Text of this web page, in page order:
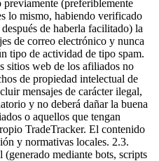
previamente (preferiblemente
lo mismo, habiendo verificado
de haberla facilitado) la
de correo electrónico y nunca
tipo de actividad de tipo spam.
sitios web de los afiliados no
de propiedad intelectual de
mensajes de carácter ilegal,
y no deberá dañar la buena
o aquellos que tengan
TradeTracker. El contenido
y normativas locales. 2.3.
mediante bots, scripts